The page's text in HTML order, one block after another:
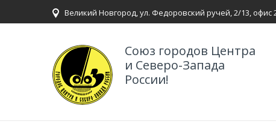
Великий Новгород, ул. Федоровский ручей, 2/13, офис
Союз городов Центра
и Северо-Запада
России!